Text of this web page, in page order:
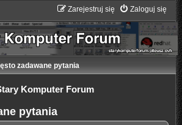
Zaloguj się
Zarejestruj się
zadawane pytania
Komputer Forum
pytania